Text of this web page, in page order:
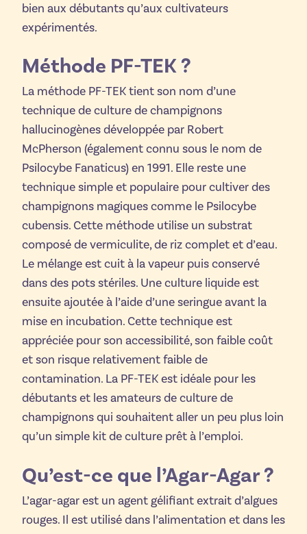
bien aux débutants qu’aux cultivateurs
expérimentés.
Méthode PF-TEK ?
La méthode PF-TEK tient son nom d’une
technique de culture de champignons
hallucinogènes développée par Robert
McPherson (également connu sous le nom de
Psilocybe Fanaticus) en 1991. Elle reste une
technique simple et populaire pour cultiver des
champignons magiques comme le Psilocybe
cubensis. Cette méthode utilise un substrat
composé de vermiculite, de riz complet et d’eau.
Le mélange est cuit à la vapeur puis conservé
dans des pots stériles. Une culture liquide est
ensuite ajoutée à l’aide d’une seringue avant la
mise en incubation. Cette technique est
appréciée pour son accessibilité, son faible coût
et son risque relativement faible de
contamination. La PF-TEK est idéale pour les
débutants et les amateurs de culture de
champignons qui souhaitent aller un peu plus loin
qu’un simple kit de culture prêt à l’emploi.
Qu’est-ce que l’Agar-Agar ?
L’agar-agar est un agent gélifiant extrait d’algues
rouges. Il est utilisé dans l’alimentation et dans les